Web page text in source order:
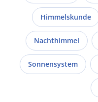
Himmelskunde
Nachthimmel
Sonnensystem